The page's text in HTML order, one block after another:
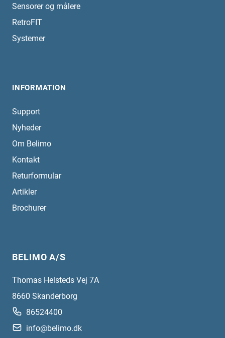
Sensorer og målere
RetroFIT
Systemer
INFORMATION
Support
Nyheder
Om Belimo
Kontakt
Returformular
Artikler
Brochurer
BELIMO A/S
Thomas Helsteds Vej 7A
8660 Skanderborg
86524400
info@belimo.dk